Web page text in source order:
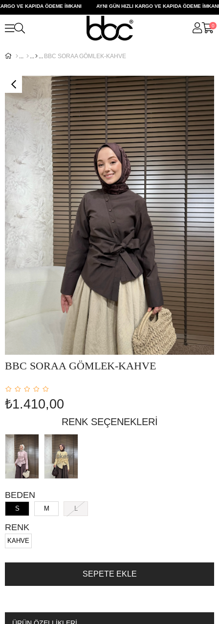
VE KAPIDA ÖDEME İMKANI AYNI GÜN HIZLI KARGO VE KAPIDA ÖDEME İMKANI
0
BBC SORAA GÖMLEK-KAHVE
BBC SORAA GÖMLEK-KAHVE
₺1.410,00
RENK SEÇENEKLERI
Tükendi
BEDEN
S M L
RENK
KAHVE